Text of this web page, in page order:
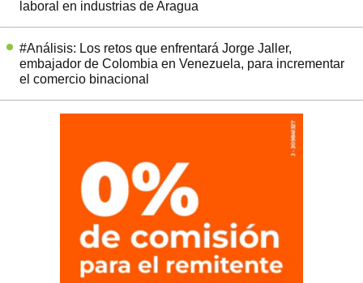
laboral en industrias de Aragua
#Análisis: Los retos que enfrentará Jorge Jaller,
embajador de Colombia en Venezuela, para incrementar
el comercio binacional